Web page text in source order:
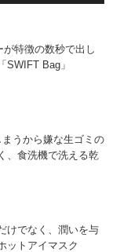
特徴の数秒で出し
SWIFT Bag」
うから嫌な生ゴミの
、食洗機で洗える乾
けでなく、潤いを与
ットアイマスク